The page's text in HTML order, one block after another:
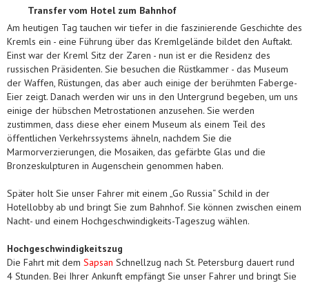
Transfer vom Hotel zum Bahnhof
Am heutigen Tag tauchen wir tiefer in die faszinierende Geschichte des
Kremls ein - eine Führung über das Kremlgelände bildet den Auftakt.
Einst war der Kreml Sitz der Zaren - nun ist er die Residenz des
russischen Präsidenten. Sie besuchen die Rüstkammer - das Museum
der Waffen, Rüstungen, das aber auch einige der berühmten Faberge-
Eier zeigt. Danach werden wir uns in den Untergrund begeben, um uns
einige der hübschen Metrostationen anzusehen. Sie werden
zustimmen, dass diese eher einem Museum als einem Teil des
öffentlichen Verkehrssystems ähneln, nachdem Sie die
Marmorverzierungen, die Mosaiken, das gefärbte Glas und die
Bronzeskulpturen in Augenschein genommen haben.
Später holt Sie unser Fahrer mit einem „Go Russia“ Schild in der
Hotellobby ab und bringt Sie zum Bahnhof. Sie können zwischen einem
Nacht- und einem Hochgeschwindigkeits-Tageszug wählen.
Hochgeschwindigkeitszug
Die Fahrt mit dem Sapsan Schnellzug nach St. Petersburg dauert rund
4 Stunden. Bei Ihrer Ankunft empfängt Sie unser Fahrer und bringt Sie